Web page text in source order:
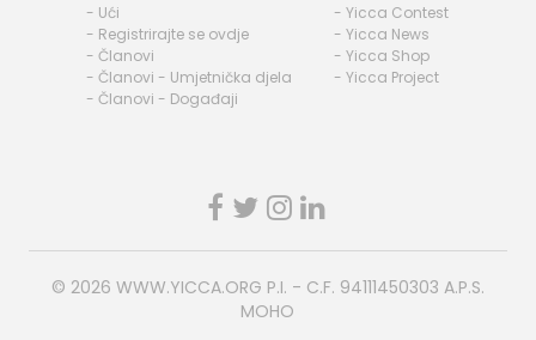
- Ući
- Registrirajte se ovdje
- Članovi
- Članovi - Umjetnička djela
- Članovi - Događaji
- Yicca Contest
- Yicca News
- Yicca Shop
- Yicca Project
© 2026 WWW.YICCA.ORG P.I. - C.F. 94111450303 A.P.S.
MOHO